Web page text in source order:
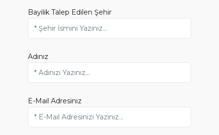
Bayilik Talep Edilen Şehir
Adınız
E-Mail Adresiniz